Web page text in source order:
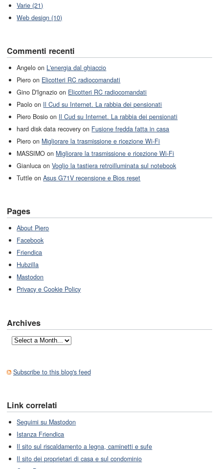
Varie (21)
Web design (10)
Commenti recenti
Angelo on L'energia dal ghiaccio
Piero on Elicotteri RC radiocomandati
Gino D'Ignazio on Elicotteri RC radiocomandati
Paolo on Il Cud su Internet. La rabbia dei pensionati
Piero Bosio on Il Cud su Internet. La rabbia dei pensionati
hard disk data recovery on Fusione fredda fatta in casa
Piero on Migliorare la trasmissione e ricezione Wi-Fi
MASSIMO on Migliorare la trasmissione e ricezione Wi-Fi
Gianluca onVoglio la tastiera retroilluminata sul notebook
Tuttle onAsus G71V recensione e Bios reset
Pages
About Piero
Facebook
Friendica
Hubzilla
Mastodon
Privacy e Cookie Policy
Archives
Subscribe to this blog's feed
Link correlati
Seguimi su Mastodon
Istanza Friendica
Il sito sul riscaldamento a legna, caminetti e sufe
Il sito dei proprietari di casa e sul condominio